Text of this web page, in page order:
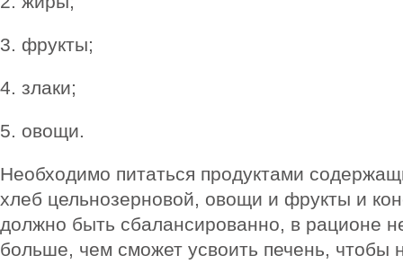
3. фрукты;
4. злаки;
5. овощи.
Необходимо питаться продуктами
хлеб цельнозерновой, овощи и фрукты и
должно быть сбалансированно, в рационе
больше, чем сможет усвоить печень, чтобы